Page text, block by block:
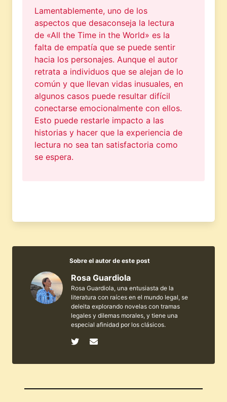
Lamentablemente, uno de los
aspectos que desaconseja la lectura
de «All the Time in the World» es la
falta de empatía que se puede sentir
hacia los personajes. Aunque el autor
retrata a individuos que se alejan de lo
común y que llevan vidas inusuales, en
algunos casos puede resultar difícil
conectarse emocionalmente con ellos.
Esto puede restarle impacto a las
historias y hacer que la experiencia de
lectura no sea tan satisfactoria como
se espera.
Sobre el autor de este post
Rosa Guardiola
Rosa Guardiola, una entusiasta de la
literatura con raíces en el mundo legal, se
deleita explorando novelas con tramas
legales y dilemas morales, y tiene una
especial afinidad por los clásicos.